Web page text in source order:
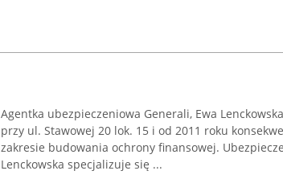
Agentka ubezpieczeniowa Generali, Ewa
przy ul. Stawowej 20 lok. 15 i od 2011 roku
zakresie budowania ochrony finansowej.
Lenckowska specjalizuje się ...